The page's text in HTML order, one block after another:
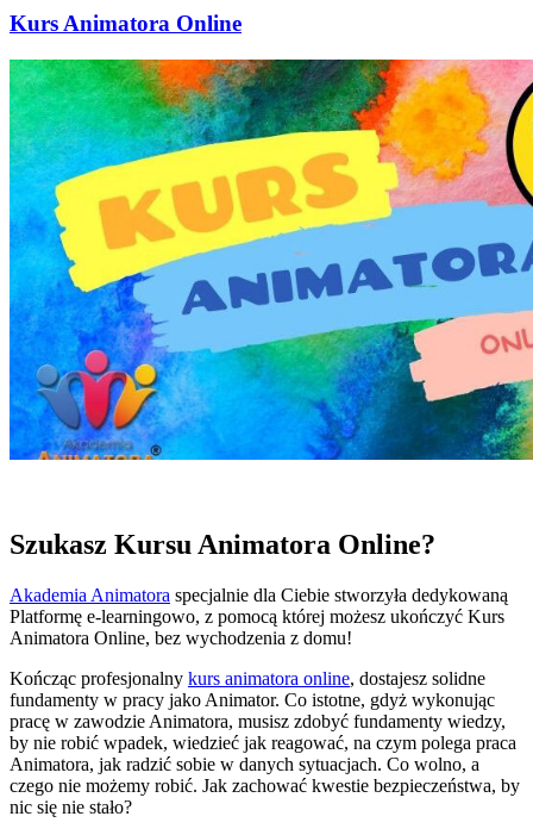
Kurs Animatora Online
Szukasz Kursu Animatora Online?
Akademia Animatora specjalnie dla Ciebie stworzyła dedykowaną
Platformę e-learningowo, z pomocą której możesz ukończyć Kurs
Animatora Online, bez wychodzenia z domu!
Kończąc profesjonalny kurs animatora online, dostajesz solidne
fundamenty w pracy jako Animator. Co istotne, gdyż wykonując
pracę w zawodzie Animatora, musisz zdobyć fundamenty wiedzy,
by nie robić wpadek, wiedzieć jak reagować, na czym polega praca
Animatora, jak radzić sobie w danych sytuacjach. Co wolno, a
czego nie możemy robić. Jak zachować kwestie bezpieczeństwa, by
nic się nie stało?